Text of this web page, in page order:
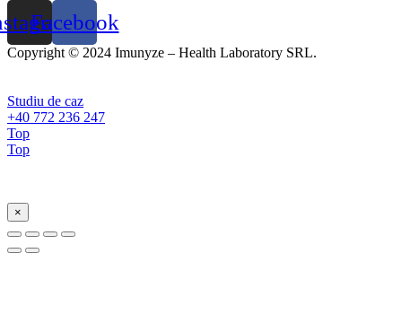
Facebook
Copyright © 2024 Imunyze – Health Laboratory SRL.
Studiu de caz
+40 772 236 247
Top
Top
×